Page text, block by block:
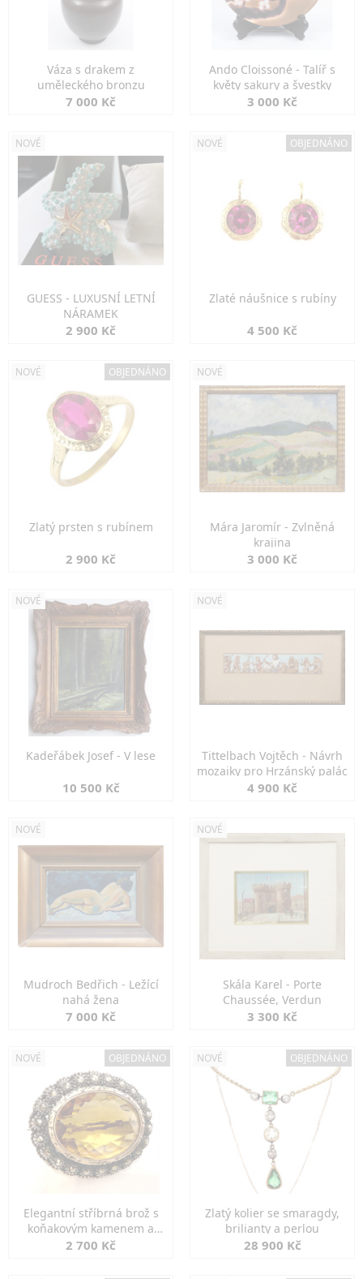
Váza s drakem z
uměleckého bronzu
7 000 Kč
Ando Cloissoné - Talíř s
květy sakury a švestky
3 000 Kč
NOVÉ
GUESS - LUXUSNÍ LETNÍ
NÁRAMEK
2 900 Kč
NOVÉ OBJEDNÁNO
Zlaté náušnice s rubíny
4 500 Kč
NOVÉ OBJEDNÁNO
Zlatý prsten s rubínem
2 900 Kč
NOVÉ
Mára Jaromír - Zvlněná
krajina
3 000 Kč
NOVÉ
Kadeřábek Josef - V lese
10 500 Kč
NOVÉ
Tittelbach Vojtěch - Návrh
mozaiky pro Hrzánský palác
4 900 Kč
NOVÉ
Mudroch Bedřich - Ležící
nahá žena
7 000 Kč
NOVÉ
Skála Karel - Porte
Chaussée, Verdun
3 300 Kč
NOVÉ OBJEDNÁNO
Elegantní stříbrná brož s
koňakovým kamenem a
markazity
2 700 Kč
NOVÉ OBJEDNÁNO
Zlatý kolier se smaragdy,
brilianty a perlou
28 900 Kč